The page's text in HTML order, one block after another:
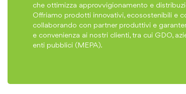
che ottimizza approvvigionamento e
Offriamo prodotti innovativi, ecosostenibili e
collaborando con partner produttivi e
e convenienza ai nostri clienti, tra cui GDO,
enti pubblici (MEPA).